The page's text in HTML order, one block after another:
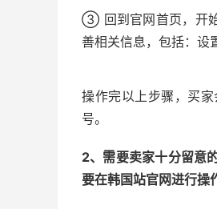
③ 回到官网首页，开
善相关信息，包括：设
操作完以上步骤，买
号。
2、需要卖家十分留意
要在韩国站官网进行操